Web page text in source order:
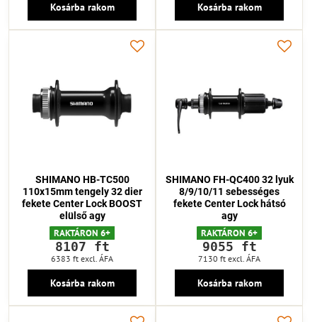
Kosárba rakom Kosárba rakom
SHIMANO HB-TC500
110x15mm tengely 32 dier
fekete Center Lock BOOST
elülső agy
RAKTÁRON 6+
8107 ft
6383 ft excl. ÁFA
Kosárba rakom
SHIMANO FH-QC400 32 lyuk
8/9/10/11 sebességes
fekete Center Lock hátsó
agy
RAKTÁRON 6+
9055 ft
7130 ft excl. ÁFA
Kosárba rakom